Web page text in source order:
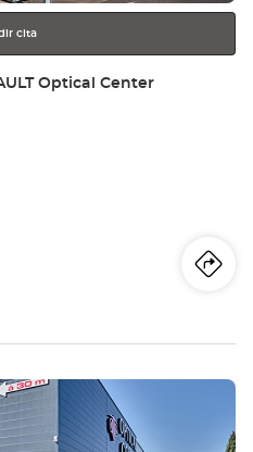
cita
Optical Center
a